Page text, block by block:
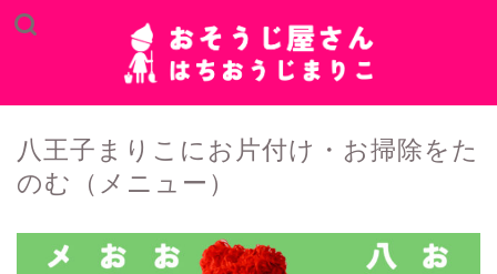
八王子まりこにお片付け・お掃除をた
のむ（メニュー）